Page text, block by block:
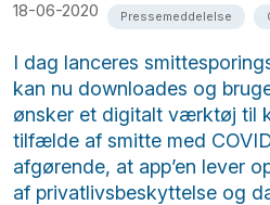
18-06-2020 Pressemeddelelse
I dag lanceres
kan nu downloades og
ønsker et digitalt værktøj til
tilfælde af smitte med
afgørende, at app’en lever
af privatlivsbeskyttelse og